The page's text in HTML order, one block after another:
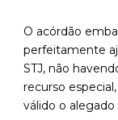
O acórdão
perfeitamente
STJ, não
recurso
válido o